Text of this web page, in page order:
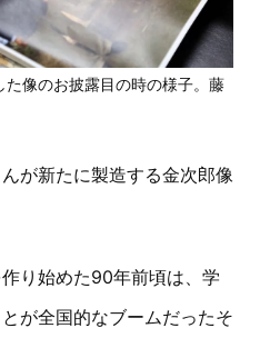
像のお披露目の時の様子。藤
が新たに製造する金次郎像
り始めた90年前頃は、学
が全国的なブームだったそ